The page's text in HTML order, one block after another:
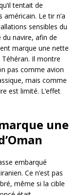
tentait de
Le tir n’a
sensibles du
navire, afin de
marque une nette
Il montre
pas comme avion
mais comme
est limité. L’effet
une
embarqué
Ce n’est pas
même si la cible